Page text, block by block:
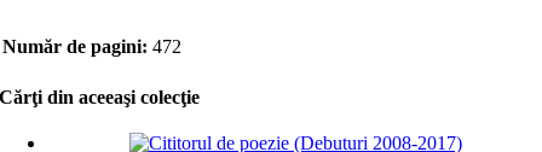
Număr de pagini: 472
Cărţi din aceeaşi colecţie